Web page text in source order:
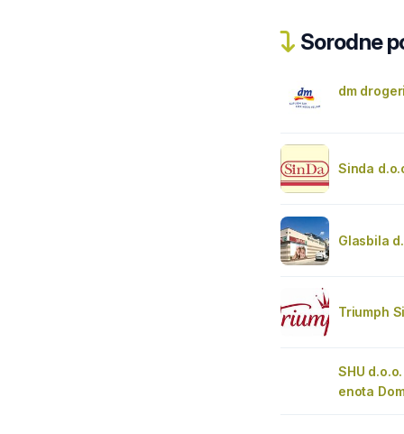
Sorodne
dm
Sinda
Glasbila
Triumph
SHU
enota